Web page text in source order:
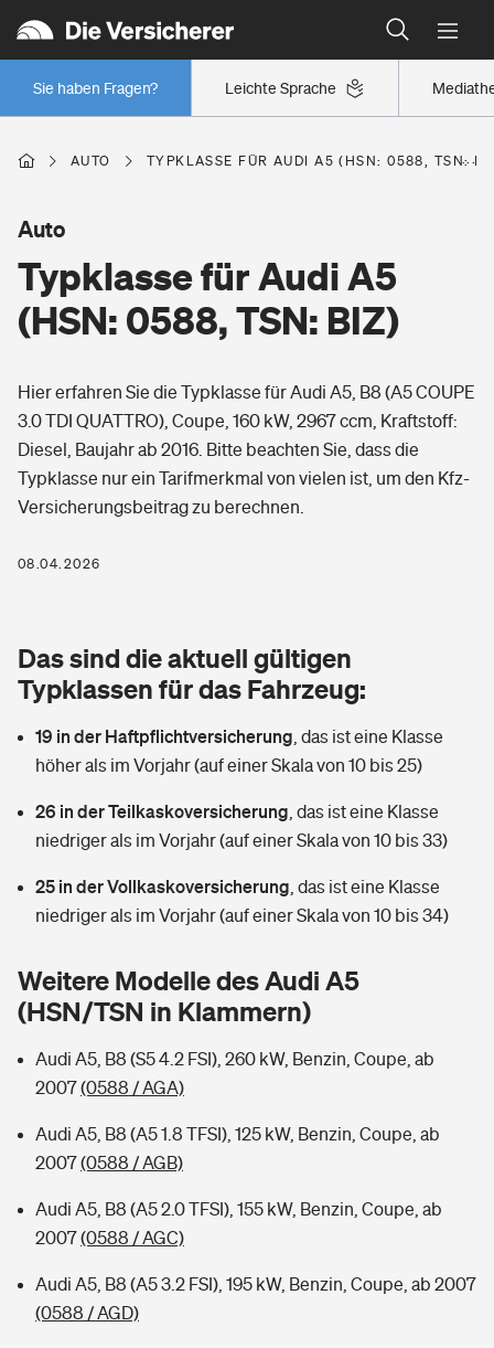
Leichte Sprache
Sie haben Fragen?
Wer versichert was: Jetzt Versicherer finden
Regionalklassen: So ist Ihre Region eingestuft
Wer versichert was: Jetzt Versicherer finden
Berufsunfähigkeitsversicherung
Erwerbsunfähigkeitsversicherung
Grundfähigkeitsversicherung
Arbeitsrechtsschutz
Berufshaftpflichtversicherung
Zur Übersicht
Tools
Wer versichert was: Jetzt Versicherer finden
Sie haben Fragen?
Wohnen
Elementarversicherung
Glasversicherung
Mietkautionsversicherung
Restkreditversicherung
Zur Übersicht
Tools
Wer versichert was: Jetzt Versicherer finden
Sie haben Fragen?
Freizeit
Pri­vate Haft­pflicht­
Kinderunfall­ver­si­che­rung
Kinderinvalidität
Reiseversicherung
Pferdehalter-Haftpflicht
Handyversicherung
Musikinstrumentenversicherung
Zur Übersicht
Tools
Kinderunfall-Check: Mehr Sicherheit für deine Kids
Gesundheit
Private Krankenversicherung
Dread-Disease-Versicherung
Tierkrankenversicherung
Sie haben Fragen?
Rentenrechner: Wie viel Geld bekomme ich im Alter?
AUTO TYPKLASSE FÜR AUDI A5 (HSN: 0588, TSN:
Typklasse für Audi A5
(HSN: 0588, TSN: BIZ)
Auto
Hier erfahren Sie die Typklasse für Audi A5, B8 (A5 COUPE
3.0 TDI QUATTRO), Coupe, 160 kW, 2967 ccm, Kraftstoff:
Diesel, Baujahr ab 2016. Bitte beachten Sie, dass die
Typklasse nur ein Tarifmerkmal von vielen ist, um den Kfz-
Versicherungsbeitrag zu berechnen.
08.04.2026
Das sind die aktuell gültigen
Typklassen für das Fahrzeug:
19 in der Haftpflichtversicherung das ist eine Klasse
höher als im Vorjahr (auf einer Skala von 10 bis 25)
26 in der Teilkaskoversicherung das ist eine Klasse
niedriger als im Vorjahr (auf einer Skala von 10 bis 33)
25 in der Vollkaskoversicherung das ist eine Klasse
niedriger als im Vorjahr (auf einer Skala von 10 bis 34)
Weitere Modelle des Audi A5
(HSN/TSN in Klammern)
Audi A5, B8 (S5 4.2 FSI), 260 kW, Benzin, Coupe, ab
2007(0588 / AGA)
Audi A5, B8 (A5 1.8 TFSI), 125 kW, Benzin, Coupe, ab
2007(0588 / AGB)
Audi A5, B8 (A5 2.0 TFSI), 155 kW, Benzin, Coupe, ab
2007(0588 / AGC)
Audi A5, B8 (A5 3.2 FSI), 195 kW, Benzin, Coupe, ab 2007
(0588 / AGD)